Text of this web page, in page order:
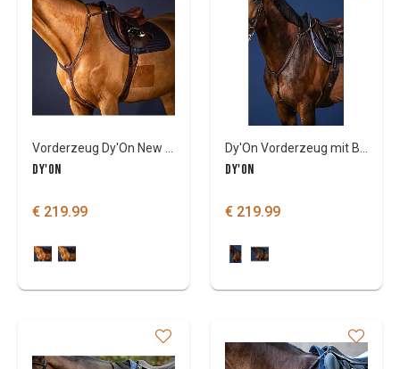
DY'ON
€ 219.99
DY'ON
€ 219.99